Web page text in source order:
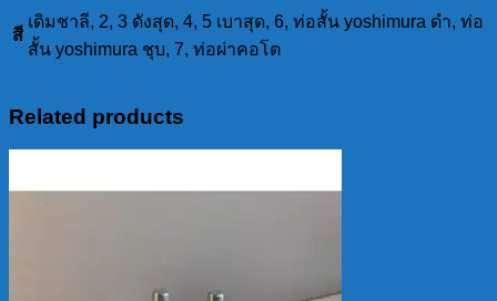
สี
เดิมชาลี, 2, 3 ดังสุด, 4, 5 เบาสุด, 6, ท่อสั้น yoshimura ดำ, ท่อ
สั้น yoshimura ชุบ, 7, ท่อผ่าคอโต
Related products